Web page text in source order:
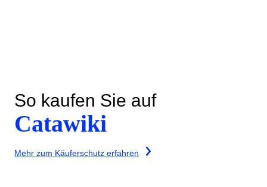
So kaufen Sie auf
Catawiki
Mehr zum Käuferschutz erfahren